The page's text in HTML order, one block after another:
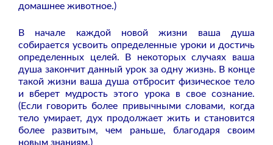
домашнее животное.)
В начале каждой новой жизни ваша душа
собирается усвоить определенные уроки и достичь
определенных целей. В некоторых случаях ваша
душа закончит данный урок за одну жизнь. В конце
такой жизни ваша душа отбросит физическое тело
и вберет мудрость этого урока в свое сознание.
(Если говорить более привычными словами, когда
тело умирает, дух продолжает жить и становится
более развитым, чем раньше, благодаря своим
новым знаниям.)